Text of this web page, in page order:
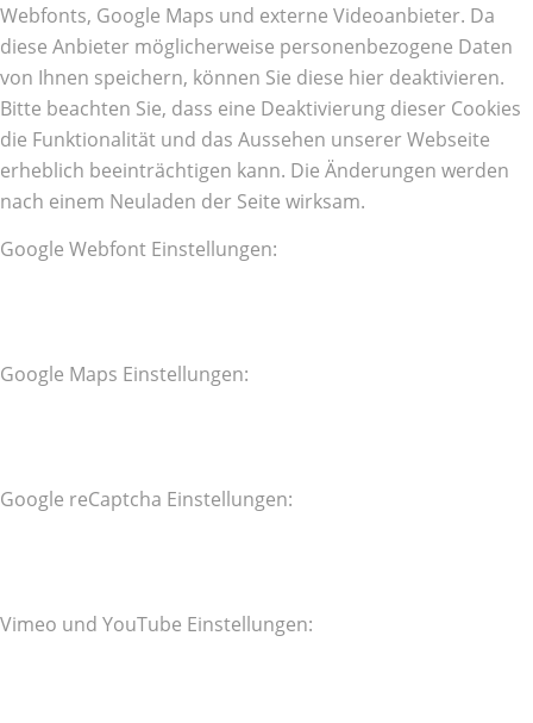
Webfonts, Google Maps und externe Videoanbieter. Da
diese Anbieter möglicherweise personenbezogene Daten
von Ihnen speichern, können Sie diese hier deaktivieren.
Bitte beachten Sie, dass eine Deaktivierung dieser Cookies
die Funktionalität und das Aussehen unserer Webseite
erheblich beeinträchtigen kann. Die Änderungen werden
nach einem Neuladen der Seite wirksam.
Google Webfont Einstellungen:
Google Maps Einstellungen:
Google reCaptcha Einstellungen:
Vimeo und YouTube Einstellungen: